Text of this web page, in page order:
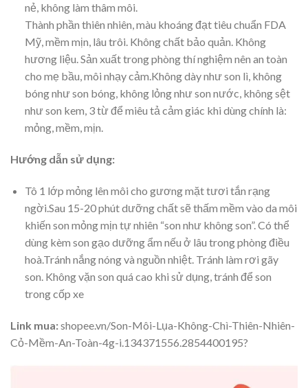
nẻ, không làm thâm môi.
Thành phần thiên nhiên, màu khoáng đạt tiêu chuẩn FDA
Mỹ, mềm mịn, lâu trôi. Không chất bảo quản. Không
hương liệu. Sản xuất trong phòng thí nghiệm nên an toàn
cho mẹ bầu, môi nhạy cảm.Không dày như son lì, không
bóng như son bóng, không lỏng như son nước, không sệt
như son kem, 3 từ để miêu tả cảm giác khi dùng chính là:
mỏng, mềm, mịn.
Hướng dẫn sử dụng:
Tô 1 lớp mỏng lên môi cho gương mặt tươi tắn rạng
ngời.Sau 15-20 phút dưỡng chất sẽ thấm mềm vào da môi
khiến son mỏng mịn tự nhiên “son như không son”. Có thể
dùng kèm son gạo dưỡng ẩm nếu ở lâu trong phòng điều
hoà.Tránh nắng nóng và nguồn nhiệt. Tránh làm rơi gãy
son. Không vặn son quá cao khi sử dụng, tránh để son
trong cốp xe
Link mua:shopee.vn/Son-Môi-Lụa-Không-Chì-Thiên-Nhiên-
Cỏ-Mềm-An-Toàn-4g-i.134371556.2854400195?